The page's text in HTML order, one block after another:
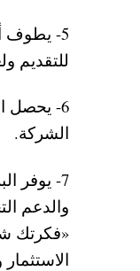
5- يطوف
للتقديم
الشركة.
7- يوفر
والدعم